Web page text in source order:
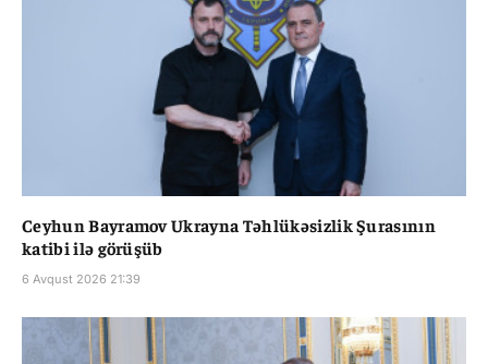
Ceyhun Bayramov Ukrayna Təhlükəsizlik Şurasının
katibi ilə görüşüb
6 Avqust 2026 21:39